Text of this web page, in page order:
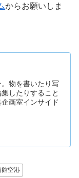
からお願いしま
物を書いたり写
したりすること
画室インサイド
館空港